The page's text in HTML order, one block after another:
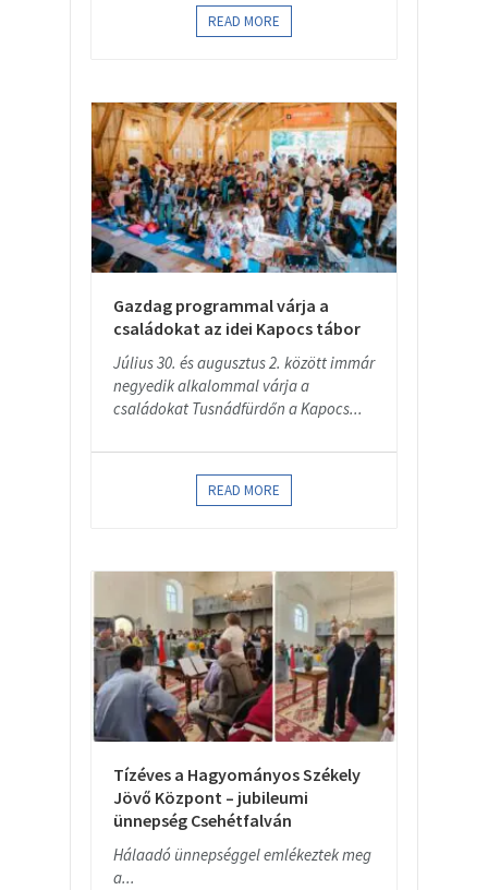
READ MORE
Gazdag programmal várja a
családokat az idei Kapocs tábor
Július 30. és augusztus 2. között immár
negyedik alkalommal várja a
családokat Tusnádfürdőn a Kapocs...
READ MORE
Tízéves a Hagyományos Székely
Jövő Központ – jubileumi
ünnepség Csehétfalván
Hálaadó ünnepséggel emlékeztek meg
a...